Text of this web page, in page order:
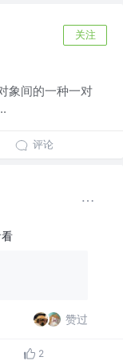
关注
象间的一种一对
评论
赞过
2